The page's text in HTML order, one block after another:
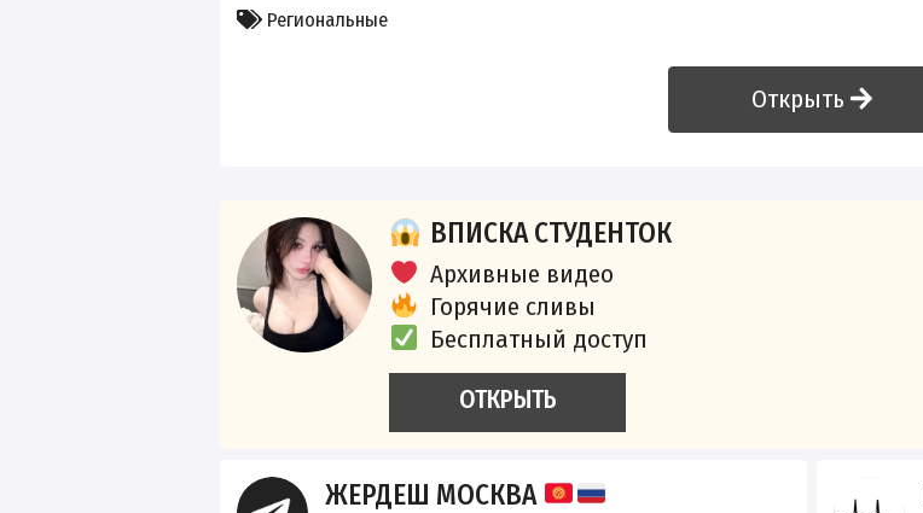
Региональные
Открыть
ВПИСКА СТУДЕНТОК
Архивные видео
Горячие сливы
Бесплатный доступ
ОТКРЫТЬ
ЖЕРДЕШ МОСКВА